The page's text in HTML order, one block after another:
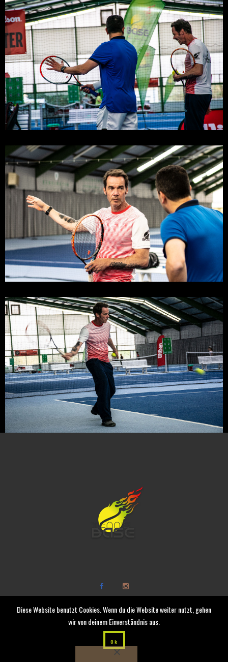
Diese Website benutzt Cookies. Wenn du die Website weiter nutzt, gehen
wir von deinem Einverständnis aus.
Ok